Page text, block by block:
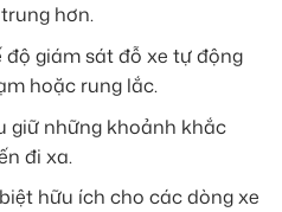
hơn.
độ giám sát đỗ xe tự động
hoặc rung lắc.
giữ những khoảnh khắc
đi xa.
hữu ích cho các dòng xe